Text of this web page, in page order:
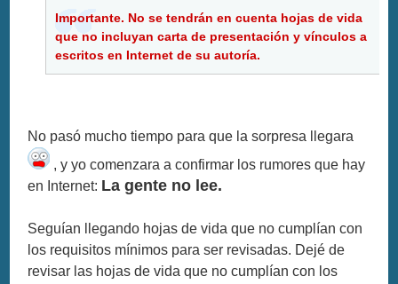
Importante. No se tendrán en cuenta hojas de vida
que no incluyan carta de presentación y vínculos a
escritos en Internet de su autoría.
No pasó mucho tiempo para que la sorpresa llegara
, y yo comenzara a confirmar los rumores que hay
en Internet: La gente no lee.
Seguían llegando hojas de vida que no cumplían con
los requisitos mínimos para ser revisadas. Dejé de
revisar las hojas de vida que no cumplían con los